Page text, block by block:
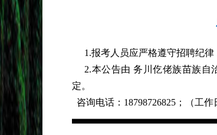
1.报考人员应严格遵守招聘纪
2.本公告由 务川仡佬族苗族自
定。
咨询电话： 18798726825；（工作